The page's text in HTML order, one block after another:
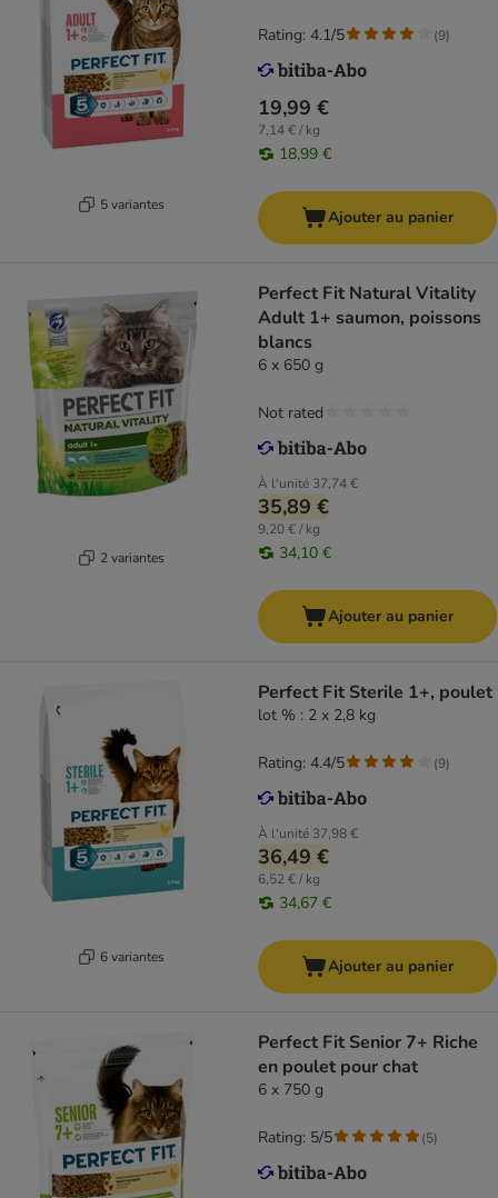
5 variantes
19,99 €
7,14 € / kg
18,99 €
Rating: 4.1/5 (9)
Ajouter au panier
2 variantes
Perfect Fit Natural Vitality
Adult 1+ saumon, poissons
blancs
6 x 650 g
À l'unité 37,74 €
35,89 €
9,20 € / kg
34,10 €
Not rated
Ajouter au panier
6 variantes
Perfect Fit Sterile 1+, poulet
lot % : 2 x 2,8 kg
À l'unité 37,98 €
36,49 €
6,52 € / kg
34,67 €
Rating: 4.4/5 (9)
Ajouter au panier
Perfect Fit Senior 7+ Riche
en poulet pour chat
6 x 750 g
Rating: 5/5 (5)